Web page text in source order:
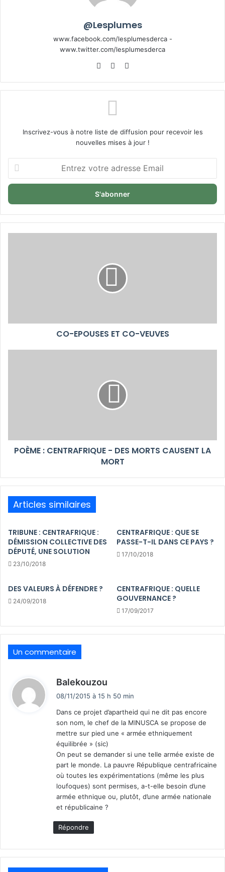
@Lesplumes
www.facebook.com/lesplumesderca -
www.twitter.com/lesplumesderca
WebsiteFacebook
Inscrivez-vous à notre liste de diffusion pour recevoir les
nouvelles mises à jour !
votre
adresse
CO-EPOUSES ET CO-VEUVES
POÈME : CENTRAFRIQUE - DES MORTS CAUSENT LA
MORT
Articles similaires
TRIBUNE : CENTRAFRIQUE :
DÉMISSION COLLECTIVE DES
DÉPUTÉ, UNE SOLUTION
23/10/2018
CENTRAFRIQUE : QUE SE
PASSE-T-IL DANS CE PAYS ?
17/10/2018
DES VALEURS À DÉFENDRE ?
24/09/2018
CENTRAFRIQUE : QUELLE
GOUVERNANCE ?
17/09/2017
Un commentaire
Balekouzou
:
08/11/2015 à 15 h 50 min
Dans ce projet d’apartheid qui ne dit pas encore
son nom, le chef de la MINUSCA se propose de
mettre sur pied une « armée ethniquement
équilibrée » (sic)
On peut se demander si une telle armée existe de
part le monde. La pauvre République centrafricaine
où toutes les expérimentations (même les plus
loufoques) sont permises, a-t-elle besoin d’une
armée ethnique ou, plutôt, d’une armée nationale
et républicaine ?
Répondre